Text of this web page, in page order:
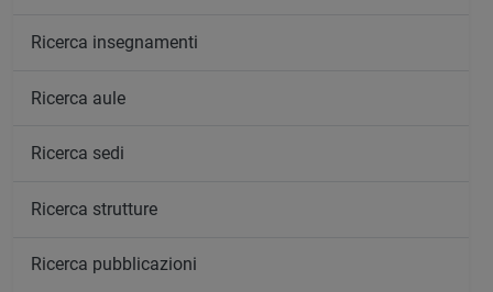
Ricerca insegnamenti
Ricerca aule
Ricerca sedi
Ricerca strutture
Ricerca pubblicazioni